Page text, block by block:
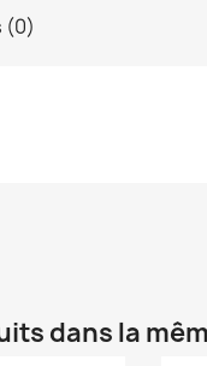
(0)
dans la